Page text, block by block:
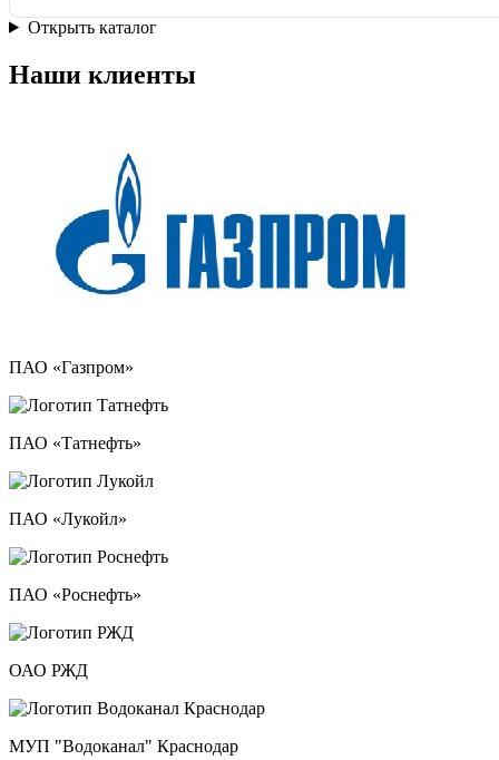
Открыть каталог
Наши клиенты
ПАО «Газпром»
ПАО «Татнефть»
ПАО «Лукойл»
ПАО «Роснефть»
ОАО РЖД
МУП "Водоканал" Краснодар